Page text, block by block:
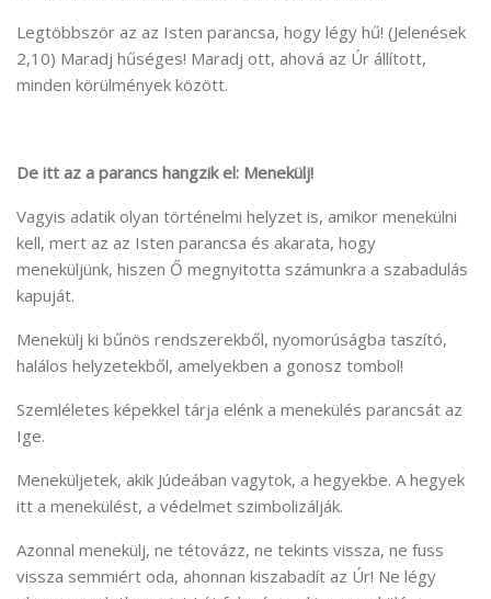
Legtöbbször az az Isten parancsa, hogy légy hű! (Jelenések
2,10) Maradj hűséges! Maradj ott, ahová az Úr állított,
minden körülmények között.
De itt az a parancs hangzik el: Menekülj!
Vagyis adatik olyan történelmi helyzet is, amikor menekülni
kell, mert az az Isten parancsa és akarata, hogy
meneküljünk, hiszen Ő megnyitotta számunkra a szabadulás
kapuját.
Menekülj ki bűnös rendszerekből, nyomorúságba taszító,
halálos helyzetekből, amelyekben a gonosz tombol!
Szemléletes képekkel tárja elénk a menekülés parancsát az
Ige.
Meneküljetek, akik Júdeában vagytok, a hegyekbe. A hegyek
itt a menekülést, a védelmet szimbolizálják.
Azonnal menekülj, ne tétovázz, ne tekints vissza, ne fuss
vissza semmiért oda, ahonnan kiszabadít az Úr! Ne légy